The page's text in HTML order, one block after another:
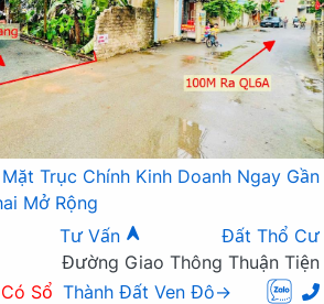
Trục Chính Kinh Doanh Ngay Gần
Mở Rộng
Tư Vấn
Đất Thổ Cư
Đường Giao Thông Thuận Tiện
Sổ Thành Đất Ven Đô→